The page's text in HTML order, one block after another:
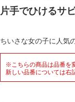
片手でひけるサ
ちいさな女の子に人気
※こちらの商品は品番を
新しい品番については右